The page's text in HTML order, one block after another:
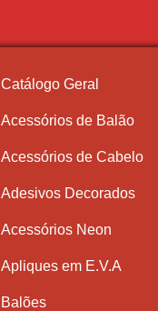
Catálogo Geral
Acessórios de Balão
Acessórios de Cabelo
Adesivos Decorados
Acessórios Neon
Apliques em E.V.A
Balões